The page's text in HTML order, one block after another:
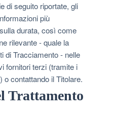
di seguito riportate, gli
più
durata, così come
rilevante - quale la
di Tracciamento - nelle
fornitori terzi (tramite i
contattando il Titolare.
Trattamento